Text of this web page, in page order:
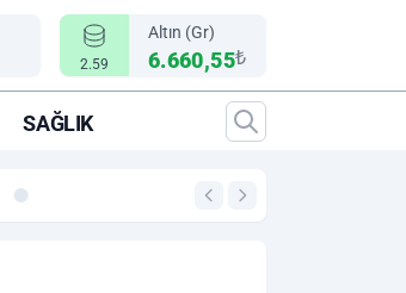
2.59
Altın (Gr)
6.660,55₺
SAĞLIK
00:12